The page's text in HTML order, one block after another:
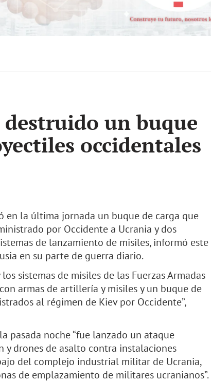
un buque
occidentales
en la última jornada un buque de carga que
por Occidente a Ucrania y dos
de lanzamiento de misiles, informó este
en su parte de guerra diario.
sistemas de misiles de las Fuerzas Armadas
armas de artillería y misiles y un buque de
al régimen de Kiev por Occidente”,
pasada noche “fue lanzado un ataque
y drones de asalto contra instalaciones
del complejo industrial militar de Ucrania,
de emplazamiento de militares ucranianos”.